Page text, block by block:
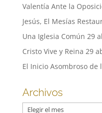
Valentía Ante la
Jesús, El Mesías
Una Iglesia Común 29
Cristo Vive y Reina 29
El Inicio Asombroso de
Archivos
Archivos